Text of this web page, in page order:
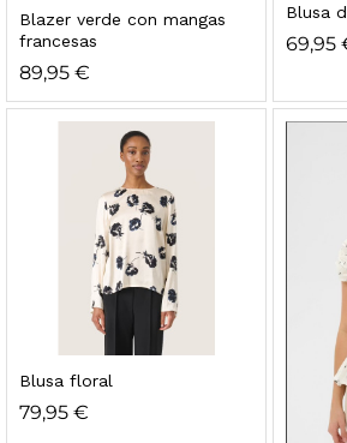
Blazer verde con mangas
francesas
89,95 €
Blusa
69,95
Blusa floral
79,95 €